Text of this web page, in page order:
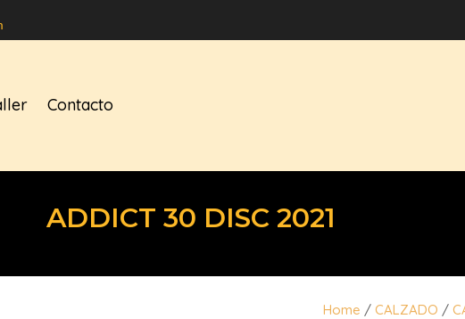
Contacto
ADDICT 30 DISC 2021
Home / CALZADO /